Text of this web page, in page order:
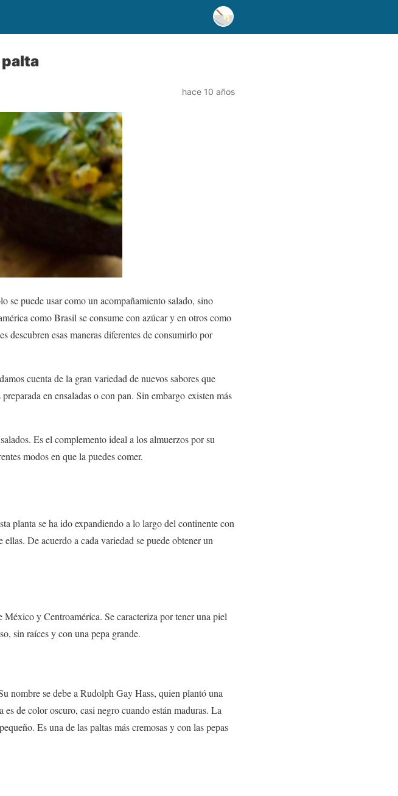
hace 10 años
se puede usar como un acompañamiento salado, sino
como Brasil se consume con azúcar y en otros como
descubren esas maneras diferentes de consumirlo por
cuenta de la gran variedad de nuevos sabores que
en ensaladas o con pan. Sin embargo existen más
Es el complemento ideal a los almuerzos por su
modos en que la puedes comer.
planta se ha ido expandiendo a lo largo del continente con
De acuerdo a cada variedad se puede obtener un
y Centroamérica. Se caracteriza por tener una piel
sin raíces y con una pepa grande.
nombre se debe a Rudolph Gay Hass, quien plantó una
de color oscuro, casi negro cuando están maduras. La
Es una de las paltas más cremosas y con las pepas